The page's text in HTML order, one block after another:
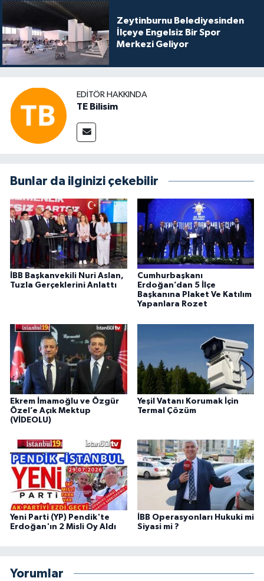
Zeytinburnu Belediyesinden
İlçeye Engelsiz Bir Spor
Merkezi Geliyor
EDITÖR HAKKINDA
TE Bilisim
Bunlar da ilginizi çekebilir
İBB Başkanvekili Nuri Aslan,
Tuzla Gerçeklerini Anlattı
Cumhurbaşkanı
Erdoğan’dan 5 İlçe
Başkanına Plaket Ve Katılım
Yapanlara Rozet
Ekrem İmamoğlu ve Özgür
Özel’e Açık Mektup
(VİDEOLU)
Yeşil Vatanı Korumak İçin
Termal Çözüm
Yeni Parti (YP) Pendik'te
Erdoğan'ın 2 Misli Oy Aldı
İBB Operasyonları Hukuki mi
Siyasi mi ?
Yorumlar